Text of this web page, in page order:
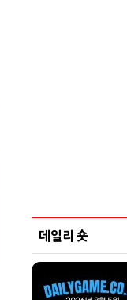
데일리 숏